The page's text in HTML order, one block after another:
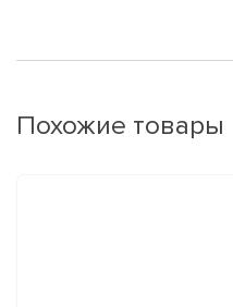
Похожие товары